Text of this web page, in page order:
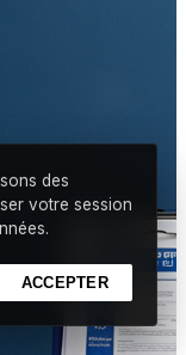
des
votre session
ACCEPTER